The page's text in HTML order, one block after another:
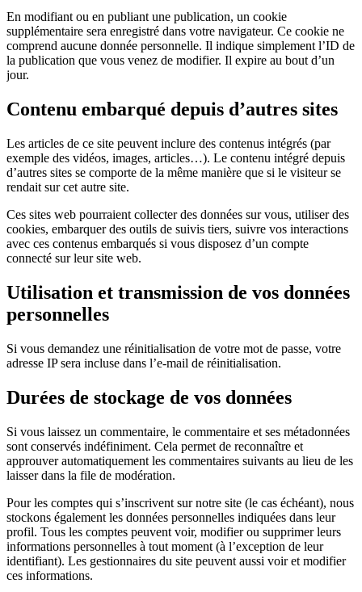
En modifiant ou en publiant une publication, un cookie
supplémentaire sera enregistré dans votre navigateur. Ce cookie ne
comprend aucune donnée personnelle. Il indique simplement l’ID de
la publication que vous venez de modifier. Il expire au bout d’un
jour.
Contenu embarqué depuis d’autres sites
Les articles de ce site peuvent inclure des contenus intégrés (par
exemple des vidéos, images, articles…). Le contenu intégré depuis
d’autres sites se comporte de la même manière que si le visiteur se
rendait sur cet autre site.
Ces sites web pourraient collecter des données sur vous, utiliser des
cookies, embarquer des outils de suivis tiers, suivre vos interactions
avec ces contenus embarqués si vous disposez d’un compte
connecté sur leur site web.
Utilisation et transmission de vos données
personnelles
Si vous demandez une réinitialisation de votre mot de passe, votre
adresse IP sera incluse dans l’e-mail de réinitialisation.
Durées de stockage de vos données
Si vous laissez un commentaire, le commentaire et ses métadonnées
sont conservés indéfiniment. Cela permet de reconnaître et
approuver automatiquement les commentaires suivants au lieu de les
laisser dans la file de modération.
Pour les comptes qui s’inscrivent sur notre site (le cas échéant), nous
stockons également les données personnelles indiquées dans leur
profil. Tous les comptes peuvent voir, modifier ou supprimer leurs
informations personnelles à tout moment (à l’exception de leur
identifiant). Les gestionnaires du site peuvent aussi voir et modifier
ces informations.